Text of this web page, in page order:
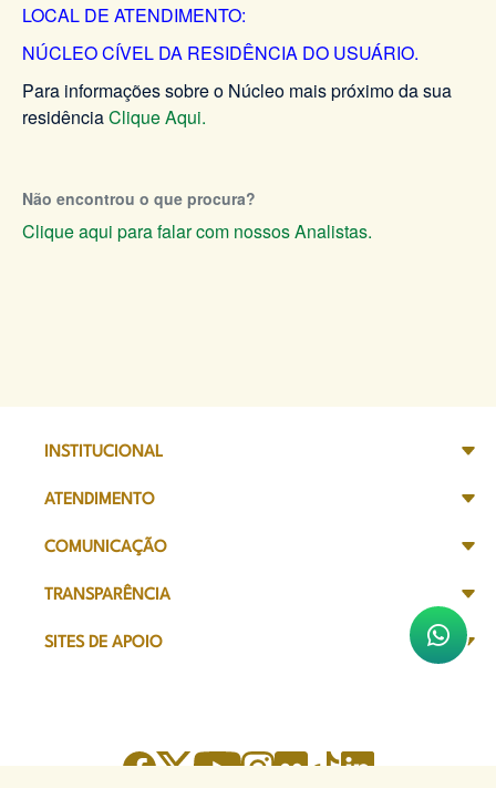
LOCAL DE ATENDIMENTO:
NÚCLEO CÍVEL DA RESIDÊNCIA DO USUÁRIO.
Para informações sobre o Núcleo mais próximo da sua
residênciaClique Aqui.
Não encontrou o que procura?
Clique aqui para falar com nossos Analistas.
INSTITUCIONAL
ATENDIMENTO
COMUNICAÇÃO
TRANSPARÊNCIA
SITES DE APOIO